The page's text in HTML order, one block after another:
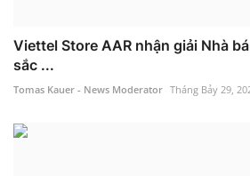
Viettel Store AAR nhận giải Nhà
sắc ...
Tomas Kauer - News Moderator Tháng Bảy 29,